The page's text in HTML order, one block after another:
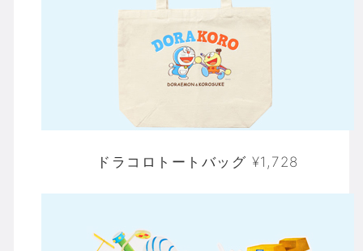
ドラコロトートバッグ ¥1,728